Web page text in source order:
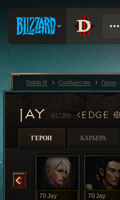
JAY #17269 EDGE
ГЕРОИ КАРЬЕРА
70Jay 70Jay
Diablo III Сообщество Герои